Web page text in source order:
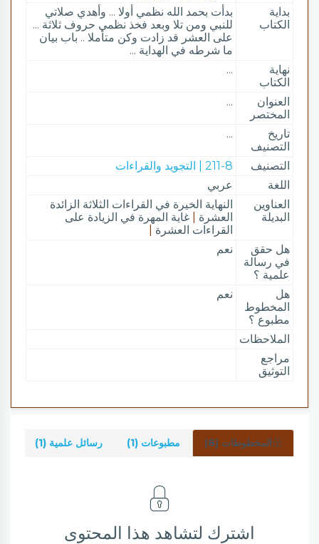
بداية
الكتاب
بدأت بحمد الله نظمي أولا ... وأهدي صلاتي
للنبي ومن تلا وبعد فخذ نظمي حروف ثلاثة ...
على العشر قد زادت وكن متأملا .. باب بيان
ما شرطه في الهداية ...
نهاية
الكتاب
...
العنوان
المختصر
...
تاريخ
التصنيف
...
التصنيف
211-8 | التجويد والقراءات
اللغة
عربي
العناوين
البديلة
النهاية الخيرة في القراءات الثلاثة الزائدة
العشرة
غاية المهرة في الزيادة على
القراءات العشرة
هل حقق
في رسالة
علمية ؟
نعم
هل
المخطوط
مطبوع ؟
نعم
الملاحظات
مراجع
التوثيق
المخطوطات (8) مطبوعات (1) رسائل علمية (1)
اشترك لتشاهد هذا المحتوى